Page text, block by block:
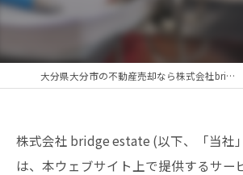
大分県大分市の不動産売却なら株式会社bridge estate
株式会社 bridge estate (以下、「当社
は、本ウェブサイト上で提供するサー